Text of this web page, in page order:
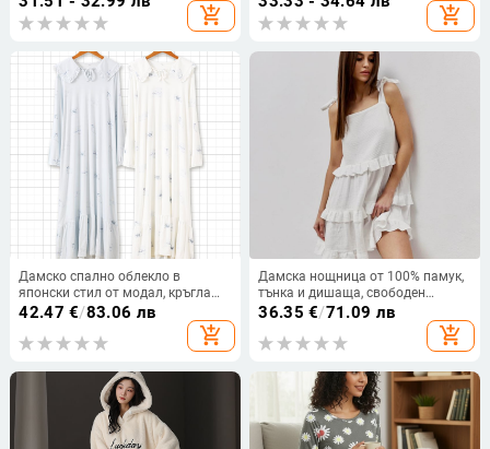
add_shopping_cart
съединено бельо
add_shopping_cart
Дамско спално облекло в
японски стил от модал, кръгла
яка, дълги ръкави, нощница със
42.47 €/83.06 лв
add_shopping_cart
Дамска нощница от 100% памук,
тънка и дишаща, свободен
силует, дълги ръкави, домашно
36.35 €/71.09 лв
add_shopping_cart